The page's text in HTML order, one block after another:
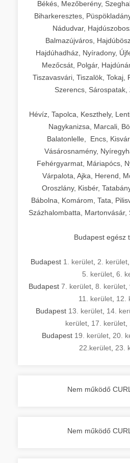
Békés, Mezőberény,
Biharkeresztes,
Nádudvar,
Balmazújváros,
Hajdúhadház, Nyíradony,
Mezőcsát, Polgár,
Tiszavasvári, Tiszalök, Tokaj,
Szerencs,
Hévíz, Tapolca, Keszthely,
Nagykanizsa, Marcali,
Balatonlelle, Encs,
Vásárosnamény,
Fehérgyarmat, Máriapócs,
Várpalota, Ajka, Herend,
Oroszlány, Kisbér,
Bábolna, Komárom, Tata,
Százhalombatta,
Budapest egész
Budapest 1. kerület 2. kerület
5. kerület 6.
Budapest 7. kerület 8. kerület
11. kerület, 12.
Budapest 13. kerület, 14.
kerület, 17. kerület,
Budapest 19. kerület, 20.
22.kerület 23.
Nem működő
Nem működő